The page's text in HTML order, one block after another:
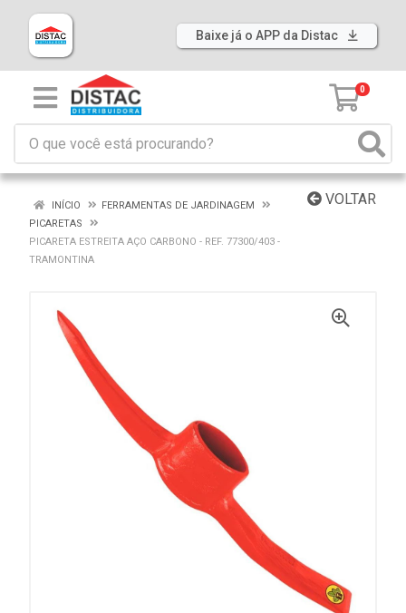
Baixe já o APP da Distac
0
VOLTAR
INÍCIO
FERRAMENTAS DE JARDINAGEM
PICARETAS
PICARETA ESTREITA AÇO CARBONO - REF. 77300/403 -
TRAMONTINA